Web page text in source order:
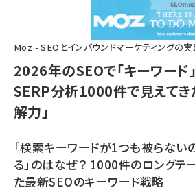
seo (3536)
ai (2818)
youtube (2444)
セミナー (2313)
z世代 (1629)
Moz - SEOとインバウンドマーケティングの
2026年のSEOで「キーワード
SERP分析1000件で見えてき
解力」
「検索キーワードが1つも被らない
る」のはなぜ？ 1000件のロングテ
た最新SEOのキーワード戦略